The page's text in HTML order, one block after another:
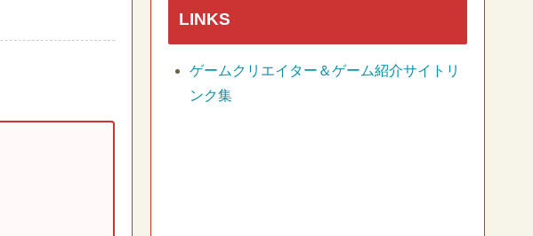
LINKS
ゲームクリエイター＆ゲーム紹介サイトリ
ンク集